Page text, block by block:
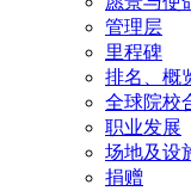
管理层
里程碑
排名、概
全球院校
职业发展
场地及设
捐赠